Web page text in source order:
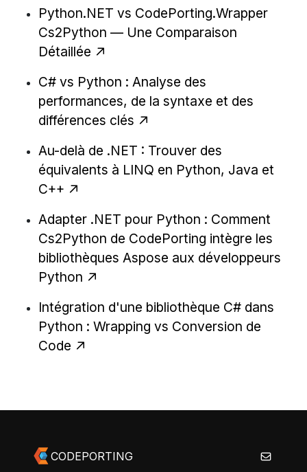
Python.NET vs CodePorting.Wrapper
Cs2Python — Une Comparaison
Détaillée
C# vs Python : Analyse des
performances, de la syntaxe et des
différences clés
Au-delà de .NET : Trouver des
équivalents à LINQ en Python, Java et
C++
Adapter .NET pour Python : Comment
Cs2Python de CodePorting intègre les
bibliothèques Aspose aux développeurs
Python
Intégration d'une bibliothèque C# dans
Python : Wrapping vs Conversion de
Code
CODEPORTING